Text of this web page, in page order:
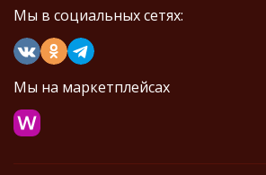
Мы в социальных сетях:
Мы на маркетплейсах